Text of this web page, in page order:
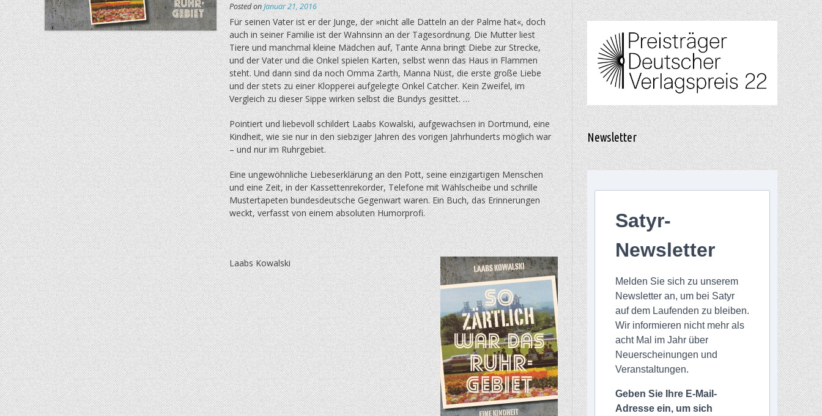
Posted onJanuar 21, 2016
Für seinen Vater ist er der Junge, der »nicht alle Datteln an der Palme hat«, doch
auch in seiner Familie ist der Wahnsinn an der Tagesordnung. Die Mutter liest
Tiere und manchmal kleine Mädchen auf, Tante Anna bringt Diebe zur Strecke,
und der Vater und die Onkel spielen Karten, selbst wenn das Haus in Flammen
steht. Und dann sind da noch Omma Zarth, Manna Nüst, die erste große Liebe
und der stets zu einer Klopperei aufgelegte Onkel Catcher. Kein Zweifel, im
Vergleich zu dieser Sippe wirken selbst die Bundys gesittet. …
Pointiert und liebevoll schildert Laabs Kowalski, aufgewachsen in Dortmund, eine
Kindheit, wie sie nur in den siebziger Jahren des vorigen Jahrhunderts möglich war
– und nur im Ruhrgebiet.
Eine ungewöhnliche Liebeserklärung an den Pott, seine einzigartigen Menschen
und eine Zeit, in der Kassettenrekorder, Telefone mit Wählscheibe und schrille
Mustertapeten bundes­deutsche Gegenwart waren. Ein Buch, das Erinnerungen
weckt, verfasst von einem absoluten Humorprofi.
Laabs Kowalski
Newsletter
Satyr-
Newsletter
Melden Sie sich zu unserem
Newsletter an, um bei Satyr
auf dem Laufenden zu bleiben.
Wir informieren nicht mehr als
acht Mal im Jahr über
Neuerscheinungen und
Veranstaltungen.
Geben Sie Ihre E-Mail-
Adresse ein, um sich